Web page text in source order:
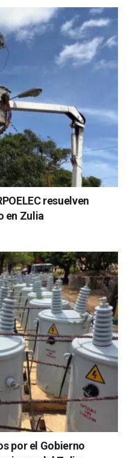
resuelven
en Zulia
por el Gobierno